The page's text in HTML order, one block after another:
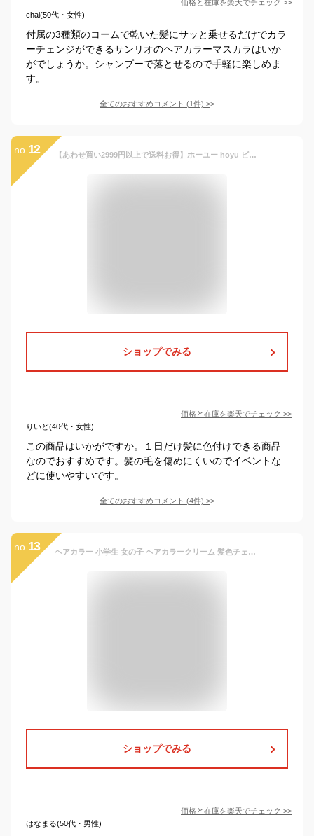
価格と在庫を楽天でチェック >>
chai(50代・女性)
付属の3種類のコームで乾いた髪にサッと乗せるだけでカラ
ーチェンジができるサンリオのヘアカラーマスカラはいか
がでしょうか。シャンプーで落とせるので手軽に楽しめま
す。
全てのおすすめコメント (1件) >
no. 12 【あわせ買い2999円以上で送料お得】ホーユー hoyu ビューティーン 1DAY クレイジー! ポイズンピンク 35g ヘアカラー
ショップでみる
価格と在庫を楽天でチェック >>
りいど(40代・女性)
この商品はいかがですか。１日だけ髪に色付けできる商品
なのでおすすめです。髪の毛を傷めにくいのでイベントな
どに使いやすいです。
全てのおすすめコメント (4件) >
no. 13 ヘアカラー 小学生 女の子 ヘアカラークリーム 髪色チェンジ ラメヘアー イベント 文化祭 学園祭 コスプレ 仮装 かわいい ワンデイ 休日 ラメツヤ 1DAY 化粧雑貨 シャンプーで落ちる 中学生 おでかけ ギフト 誕生日 プレゼント ホワイトデー
ショップでみる
価格と在庫を楽天でチェック >>
はなまる(50代・男性)